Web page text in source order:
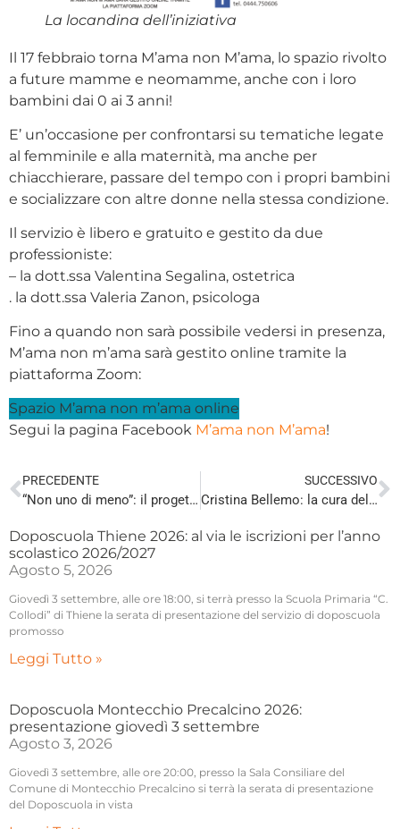
La locandina dell’iniziativa
Il 17 febbraio torna M’ama non M’ama, lo spazio rivolto
a future mamme e neomamme, anche con i loro
bambini dai 0 ai 3 anni!
E’ un’occasione per confrontarsi su tematiche legate
al femminile e alla maternità, ma anche per
chiacchierare, passare del tempo con i propri bambini
e socializzare con altre donne nella stessa condizione.
Il servizio è libero e gratuito e gestito da due
professioniste:
– la dott.ssa Valentina Segalina, ostetrica
. la dott.ssa Valeria Zanon, psicologa
Fino a quando non sarà possibile vedersi in presenza,
M’ama non m’ama sarà gestito online tramite la
piattaforma Zoom:
Spazio M’ama non m’ama online
Segui la pagina Facebook M’ama non M’ama!
PRECEDENTE
“Non uno di meno”: il progetto di Servizio Civile Universale
SUCCESSIVO
Cristina Bellemo: la cura delle parole, come forma di vicinanza.
Doposcuola Thiene 2026: al via le iscrizioni per l’anno
scolastico 2026/2027
Agosto 5, 2026
Giovedì 3 settembre, alle ore 18:00, si terrà presso la Scuola Primaria “C.
Collodi” di Thiene la serata di presentazione del servizio di doposcuola
promosso
Leggi Tutto »
Doposcuola Montecchio Precalcino 2026:
presentazione giovedì 3 settembre
Agosto 3, 2026
Giovedì 3 settembre, alle ore 20:00, presso la Sala Consiliare del
Comune di Montecchio Precalcino si terrà la serata di presentazione
del Doposcuola in vista